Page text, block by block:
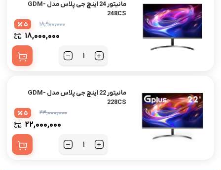
مانیتور 24 اینچ جی پلاس مدل GDM-
248CS
۱۸,۹۰۰,۰۰۰
۱۸,۰۰۰,۰۰۰
5
مانیتور 22 اینچ جی پلاس مدل GDM-
228CS
۲۳,۰۰۰,۰۰۰
۲۲,۰۰۰,۰۰۰
5